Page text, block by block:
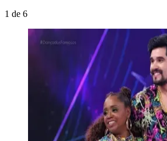
1 de 6